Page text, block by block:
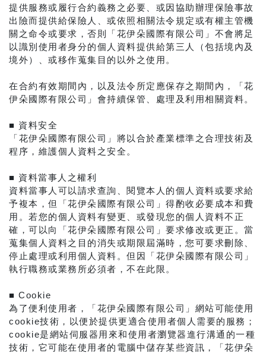
提供服務或履行合約義務之必要、或因協助辦理保險事故
出險而提供給保險人、或依照相關法令規定或有權主管機
關之命令或要求，否則「花伊朵國際有限公司」不會將足
以識別使用者身分的個人資料提供給第三人（包括境內及
境外）、或移作蒐集目的以外之使用。
在合約有效期間內，以及法令所定應保存之期間內，「花
伊朵國際有限公司」會持續保管、處理及利用相關資料。
■ 資料安全
「花伊朵國際有限公司」將以合於產業標準之合理技術及
程序，維護個人資料之安全。
■ 資料當事人之權利
資料當事人可以請求查詢、閱覽本人的個人資料或要求給
予複本，但「花伊朵國際有限公司」得酌收必要成本和費
用。若您的個人資料有變更、或發現您的個人資料不正
確，可以向「花伊朵國際有限公司」要求修改或更正。當
蒐集個人資料之目的消失或期限屆滿時，您可要求刪除、
停止處理或利用個人資料。但因「花伊朵國際有限公司」
執行職務或業務所必須者，不在此限。
■ Cookie
為了便利使用者，「花伊朵國際有限公司」網站可能使用
cookie技術，以便於提供更適合使用者個人需要的服務；
cookie是網站伺服器用來和使用者瀏覽器進行溝通的一種
技術，它可能在使用者的電腦中儲存某些資訊，「花伊朵